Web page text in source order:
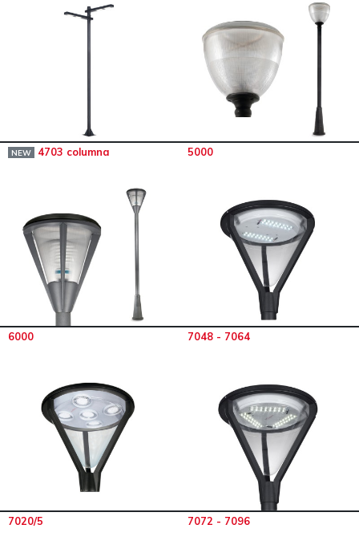
NEW 4703 columna 5000
6000 7048 - 7064
7020/5 7072 - 7096